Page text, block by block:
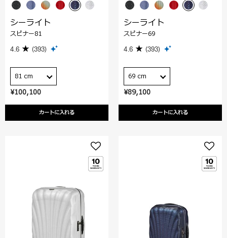
¥100,100
カートに入れる
シーライト
スピナー81
4.6 (393)
81 cm
¥89,100
カートに入れる
シーライト
スピナー69
4.6 (393)
69 cm